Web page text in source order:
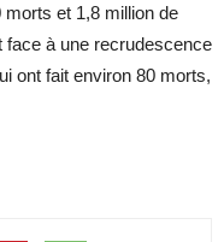
morts et 1,8 million de
à une recrudescence
ont fait environ 80 morts,